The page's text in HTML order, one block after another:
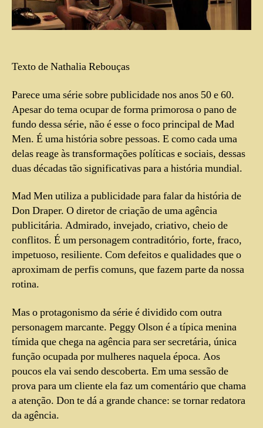
Texto de Nathalia Rebouças
Parece uma série sobre publicidade nos anos 50 e 60.
Apesar do tema ocupar de forma primorosa o pano de
fundo dessa série, não é esse o foco principal de Mad
Men. É uma história sobre pessoas. E como cada uma
delas reage às transformações políticas e sociais, dessas
duas décadas tão significativas para a história mundial.
Mad Men utiliza a publicidade para falar da história de
Don Draper. O diretor de criação de uma agência
publicitária. Admirado, invejado, criativo, cheio de
conflitos. É um personagem contraditório, forte, fraco,
impetuoso, resiliente. Com defeitos e qualidades que o
aproximam de perfis comuns, que fazem parte da nossa
rotina.
Mas o protagonismo da série é dividido com outra
personagem marcante. Peggy Olson é a típica menina
tímida que chega na agência para ser secretária, única
função ocupada por mulheres naquela época. Aos
poucos ela vai sendo descoberta. Em uma sessão de
prova para um cliente ela faz um comentário que chama
a atenção. Don te dá a grande chance: se tornar redatora
da agência.